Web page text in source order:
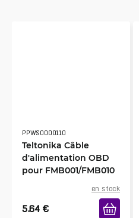
PPWS0000110
Teltonika Câble
d'alimentation OBD
pour FMB001/FMB010
en stock
5.64 €